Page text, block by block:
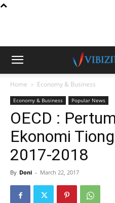
Home Economy & Business
Economy & Business Popular News
OECD :
Ekonomi
2017-2018
By Doni - March 22, 2017